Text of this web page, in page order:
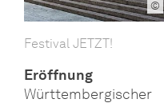
©
Festival JETZT!
Eröffnung
Württembergischer